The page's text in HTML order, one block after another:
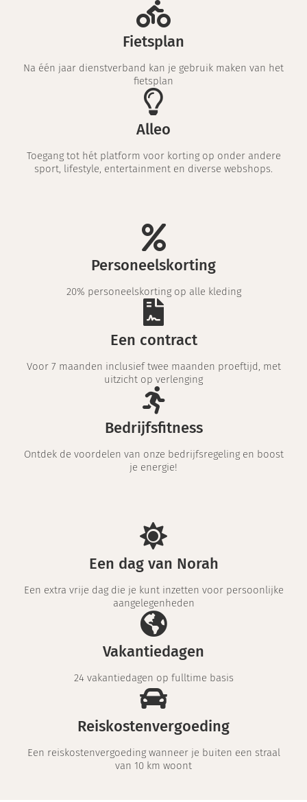
Fietsplan
Na één jaar dienstverband kan je gebruik maken van het
fietsplan
Alleo
Toegang tot hét platform voor korting op onder andere
sport, lifestyle, entertainment en diverse webshops.
Personeelskorting
20% personeelskorting op alle kleding
Een contract
Voor 7 maanden inclusief twee maanden proeftijd, met
uitzicht op verlenging
Bedrijfsfitness
Ontdek de voordelen van onze bedrijfsregeling en boost
je energie!
Een dag van Norah
Een extra vrije dag die je kunt inzetten voor persoonlijke
aangelegenheden
Vakantiedagen
24 vakantiedagen op fulltime basis
Reiskostenvergoeding
Een reiskostenvergoeding wanneer je buiten een straal
van 10 km woont